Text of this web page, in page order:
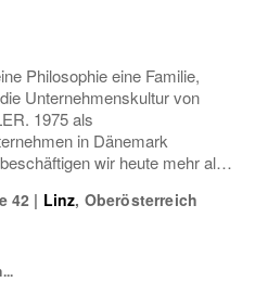
Philosophie eine Familie,
Unternehmenskultur von
1975 als
in Dänemark
wir heute mehr als
sind damit eines der größten
Modeunternehmen. Zu...
42 | Linz, Oberösterreich